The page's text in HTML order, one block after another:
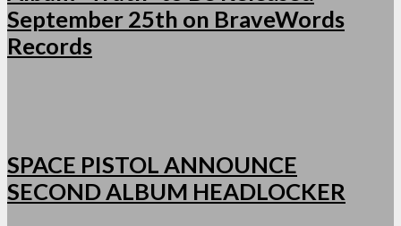
September 25th on BraveWords
Records
SPACE PISTOL ANNOUNCE
SECOND ALBUM HEADLOCKER